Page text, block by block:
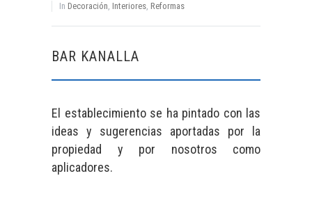
In Decoración, Interiores, Reformas
BAR KANALLA
El establecimiento se ha pintado con las
ideas y sugerencias aportadas por la
propiedad y por nosotros como
aplicadores.